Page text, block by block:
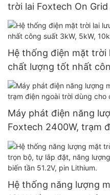
trời lai Foxtech On
Battery với biến tần lai
Hệ thống điện mặt trời
chất lượng tốt nhất
dành cho nhà ở.
Máy phát điện năng
Foxtech 2400W, trạm
cắm trại.
Hệ thống năng lượng